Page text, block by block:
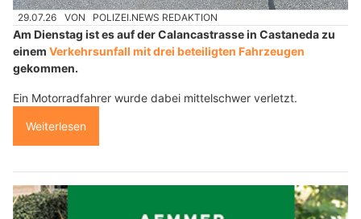
29.07.26 VON POLIZEI.NEWS REDAKTION
Am Dienstag ist es auf der Calancastrasse in Castaneda zu
einem Verkehrsunfall mit drei beteiligten Fahrzeugen
gekommen.
Ein Motorradfahrer wurde dabei mittelschwer verletzt.
Weiterlesen